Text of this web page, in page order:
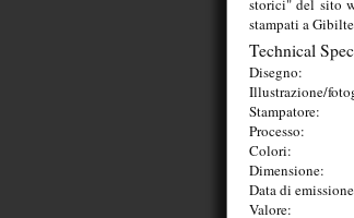
storici" del sito
stampati a
Technical
Disegno:
Illustrazione/
Stampatore:
Processo:
Colori:
Dimensione:
Data di
Valore: